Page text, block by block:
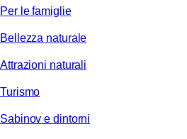
Per le famiglie
Bellezza naturale
Attrazioni naturali
Turismo
Sabinov e dintorni